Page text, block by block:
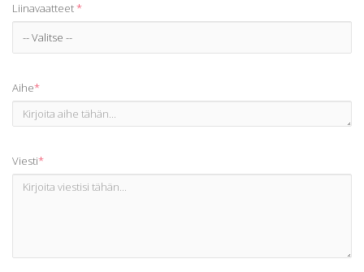
Liinavaatteet*
Aihe*
Viesti*